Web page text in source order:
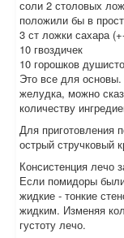
соли 2 столовых
положили бы в
3 ст ложки сахара
10 гвоздичек
10 горошков
Это все для
желудка, можно
количеству
Для приготовления
острый стручковый
Консистенция лечо
Если помидоры
жидкие - тонкие
жидким. Изменяя
густоту лечо.